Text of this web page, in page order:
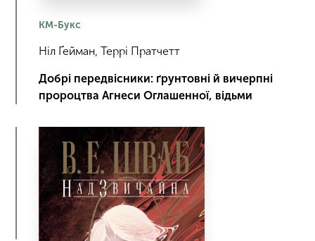
КМ-Букс
Ніл Ґейман, Террі Пратчетт
Добрі передвісники: ґрунтовні й вичерпні
пророцтва Агнеси Оглашенної, відьми